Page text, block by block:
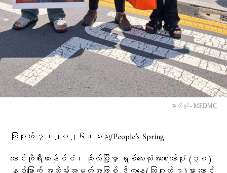
ဓာတ်ပုံ - MFDMC
သြဂုတ် ၇၊၂၀၂၆။သုည/People’s Spring
တောင်ကိုရီးယားနိုင်ငံ၊ ဆိုးလ်မြို့မှာ ရှစ်လေးလုံးအရေးတော်ပုံ (၃၈)